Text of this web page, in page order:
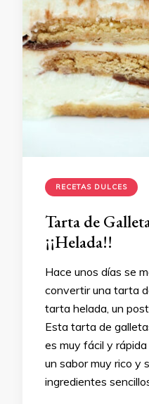
RECETAS DULCES
Tarta de
¡¡Helada!!
Hace unos días se
convertir una tarta
tarta helada, un
Esta tarta de
es muy fácil y
un sabor muy rico y
ingredientes